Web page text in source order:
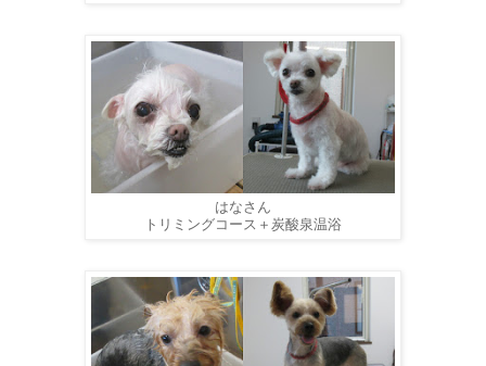
はなさん
トリミングコース＋炭酸泉温浴